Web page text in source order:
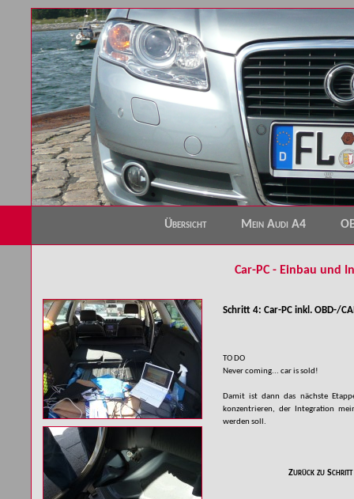
Übersicht Mein Audi A4
Car-PC - Einbau und
Schritt 4: Car-PC inkl. OBD-/
TO DO
Never coming... car is sold!
Damit ist dann das nächste
konzentrieren, der Integration
werden soll.
Zurück zu Schritt